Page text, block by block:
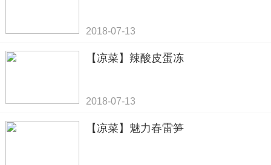
2018-07-13
【凉菜】辣酸皮蛋冻
2018-07-13
【凉菜】魅力春雷笋